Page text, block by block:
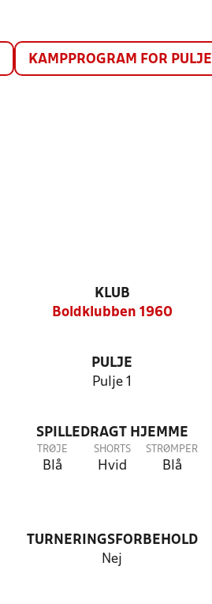
KAMPPROGRAM FOR PULJE
KLUB
Boldklubben 1960
PULJE
Pulje 1
SPILLEDRAGT HJEMME
TRØJE
Blå
SHORTS
Hvid
STRØMPER
Blå
TURNERINGSFORBEHOLD
Nej